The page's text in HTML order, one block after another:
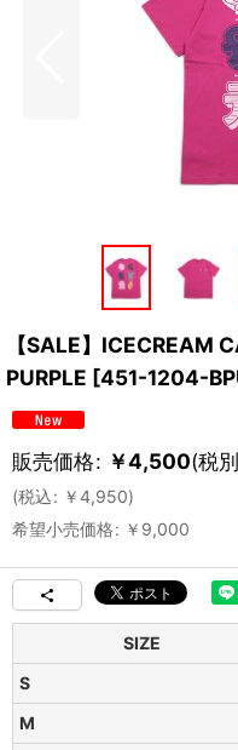
【SALE】ICECREAM
PURPLE [451-1204-
販売価格: ￥4,500(税
(税込: ￥4,950)
希望小売価格: ￥ 9,000
SIZE
S
M